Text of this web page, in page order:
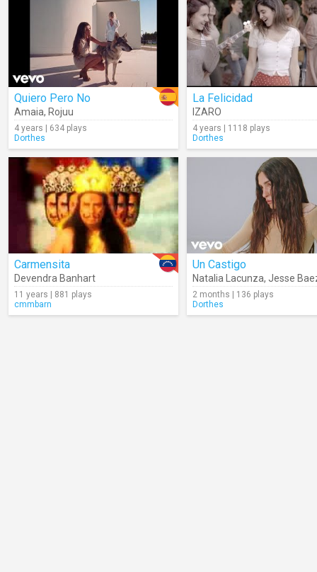
Quiero Pero No
Amaia, Rojuu
4 years | 634 plays
Dorthes
La Felicidad
IZARO
4 years | 1118 plays
Dorthes
Carmensita
Devendra Banhart
11 years | 881 plays
cmmbarn
Un Castigo
Natalia Lacunza, Jesse
2 months | 136 plays
Dorthes